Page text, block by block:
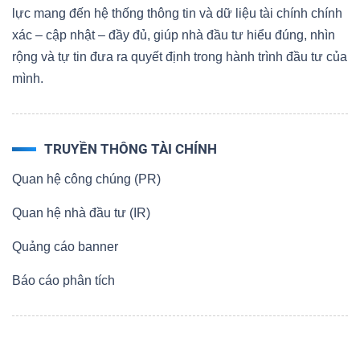
lực mang đến hệ thống thông tin và dữ liệu tài chính chính
xác – cập nhật – đầy đủ, giúp nhà đầu tư hiểu đúng, nhìn
rộng và tự tin đưa ra quyết định trong hành trình đầu tư của
mình.
TRUYỀN THÔNG TÀI CHÍNH
Quan hệ công chúng (PR)
Quan hệ nhà đầu tư (IR)
Quảng cáo banner
Báo cáo phân tích